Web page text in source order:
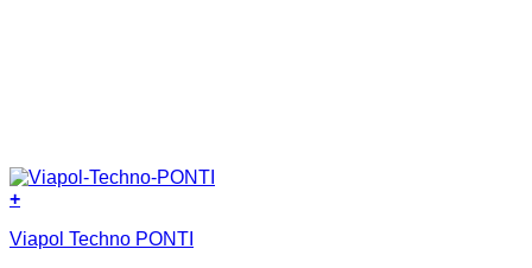
+
Viapol Techno PONTI